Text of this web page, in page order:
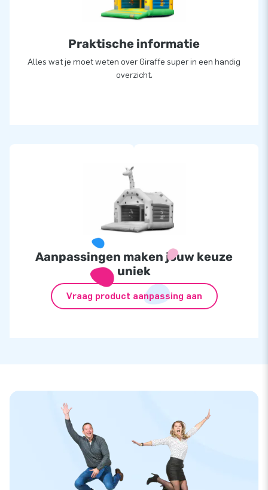
ook wel creators of greatness.
Praktische informatie
Alles wat je moet weten over Giraffe super in een handig
overzicht.
Aanpassingen maken jouw keuze
uniek
Vraag product aanpassing aan